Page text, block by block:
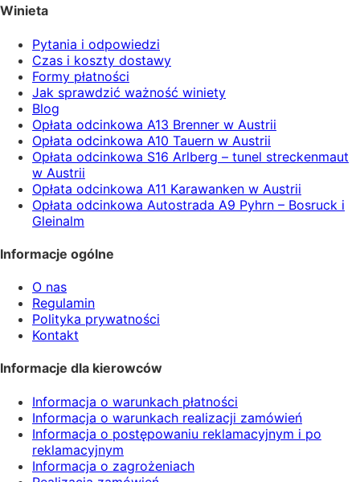
Winieta
Pytania i odpowiedzi
Czas i koszty dostawy
Formy płatności
Jak sprawdzić ważność winiety
Blog
Opłata odcinkowa A13 Brenner w Austrii
Opłata odcinkowa A10 Tauern w Austrii
Opłata odcinkowa S16 Arlberg – tunel streckenmaut
w Austrii
Opłata odcinkowa A11 Karawanken w Austrii
Opłata odcinkowa Autostrada A9 Pyhrn – Bosruck i
Gleinalm
Informacje ogólne
O nas
Regulamin
Polityka prywatności
Kontakt
Informacje dla kierowców
Informacja o warunkach płatności
Informacja o warunkach realizacji zamówień
Informacja o postępowaniu reklamacyjnym i po
reklamacyjnym
Informacja o zagrożeniach